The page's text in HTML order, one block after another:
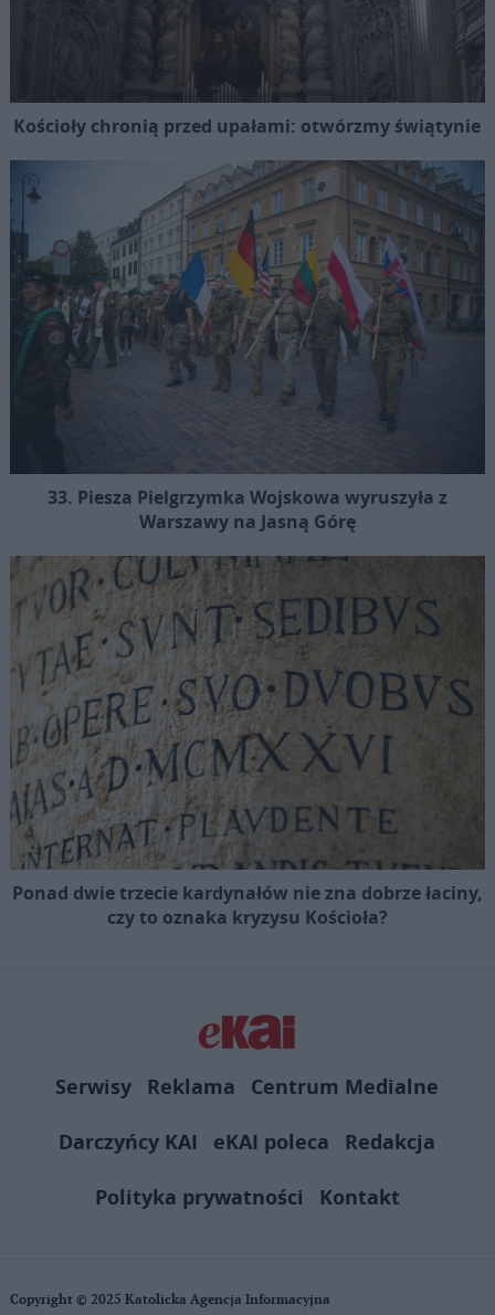
Kościoły chronią przed upałami: otwórzmy świątynie
33. Piesza Pielgrzymka Wojskowa wyruszyła z
Warszawy na Jasną Górę
Ponad dwie trzecie kardynałów nie zna dobrze łaciny,
czy to oznaka kryzysu Kościoła?
Serwisy Reklama
Centrum Medialne
Darczyńcy KAI
eKAI poleca
Redakcja
Polityka prywatności
Kontakt
Copyright © 2025 Katolicka Agencja Informacyjna